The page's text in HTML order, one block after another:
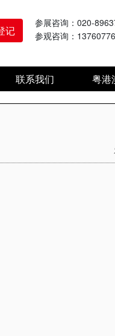
记
参展咨询 ：020-
参观咨询 ：
联系我们 粤港